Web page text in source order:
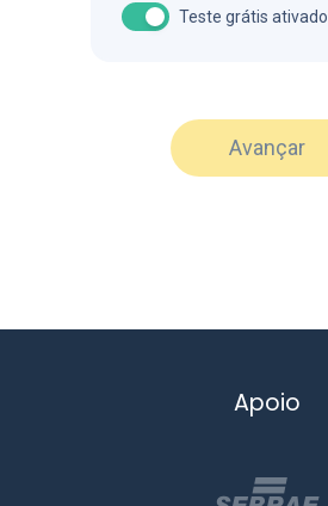
Teste grátis ativado
Avançar
Apoio